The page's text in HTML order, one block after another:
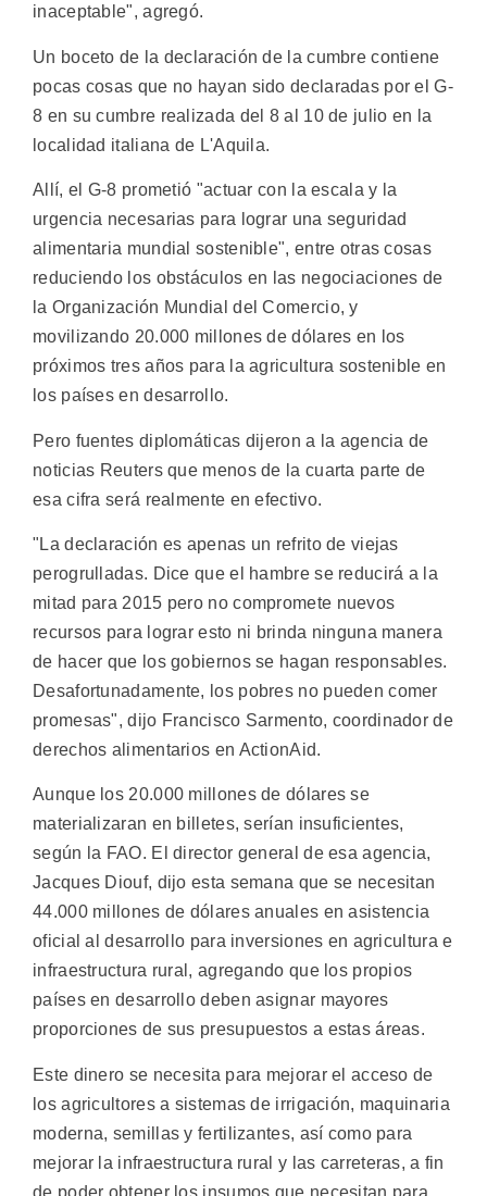
inaceptable", agregó.
Un boceto de la declaración de la cumbre contiene
pocas cosas que no hayan sido declaradas por el G-
8 en su cumbre realizada del 8 al 10 de julio en la
localidad italiana de L'Aquila.
Allí, el G-8 prometió "actuar con la escala y la
urgencia necesarias para lograr una seguridad
alimentaria mundial sostenible", entre otras cosas
reduciendo los obstáculos en las negociaciones de
la Organización Mundial del Comercio, y
movilizando 20.000 millones de dólares en los
próximos tres años para la agricultura sostenible en
los países en desarrollo.
Pero fuentes diplomáticas dijeron a la agencia de
noticias Reuters que menos de la cuarta parte de
esa cifra será realmente en efectivo.
"La declaración es apenas un refrito de viejas
perogrulladas. Dice que el hambre se reducirá a la
mitad para 2015 pero no compromete nuevos
recursos para lograr esto ni brinda ninguna manera
de hacer que los gobiernos se hagan responsables.
Desafortunadamente, los pobres no pueden comer
promesas", dijo Francisco Sarmento, coordinador de
derechos alimentarios en ActionAid.
Aunque los 20.000 millones de dólares se
materializaran en billetes, serían insuficientes,
según la FAO. El director general de esa agencia,
Jacques Diouf, dijo esta semana que se necesitan
44.000 millones de dólares anuales en asistencia
oficial al desarrollo para inversiones en agricultura e
infraestructura rural, agregando que los propios
países en desarrollo deben asignar mayores
proporciones de sus presupuestos a estas áreas.
Este dinero se necesita para mejorar el acceso de
los agricultores a sistemas de irrigación, maquinaria
moderna, semillas y fertilizantes, así como para
mejorar la infraestructura rural y las carreteras, a fin
de poder obtener los insumos que necesitan para